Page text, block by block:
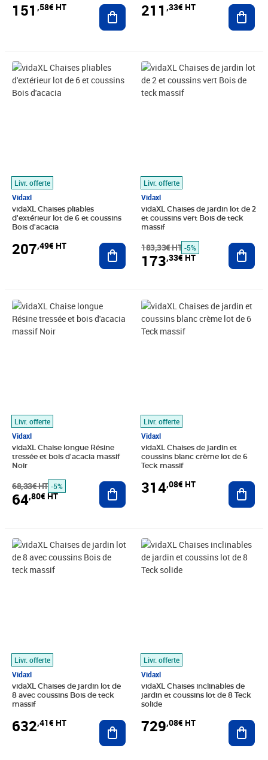
151 ,58€ HT Ajouter au panier
211 ,33€ HT
Livr. offerte
Vidaxl
vidaXL Chaises pliables
d'extérieur lot de 6 et coussins
Bois d'acacia
207,49€ HT
Prix 207,49€ HT
Ajouter au panier
Livr. offerte
Vidaxl
vidaXL Chaises de jardin lot de 2
et coussins vert Bois de teck
massif
183,33€ HT
Prix barré 183,33€ HT
-5%
173,33€ HT
Prix 173,33€ HT
Livr. offerte
Vidaxl
vidaXL Chaise longue Résine
tressée et bois d'acacia massif
Noir
68,33€ HT
Prix barré 68,33€ HT
-5%
64,80€ HT
Prix 64,80€ HT
Ajouter au panier
Livr. offerte
Vidaxl
vidaXL Chaises de jardin et
coussins blanc crème lot de 6
Teck massif
314,08€ HT
Prix 314,08€ HT
Livr. offerte
Vidaxl
vidaXL Chaises de jardin lot de
8 avec coussins Bois de teck
massif
632,41€ HT
Prix 632,41€ HT
Ajouter au panier
Livr. offerte
Vidaxl
vidaXL Chaises inclinables de
jardin et coussins lot de 8 Teck
solide
729,08€ HT
Prix 729,08€ HT